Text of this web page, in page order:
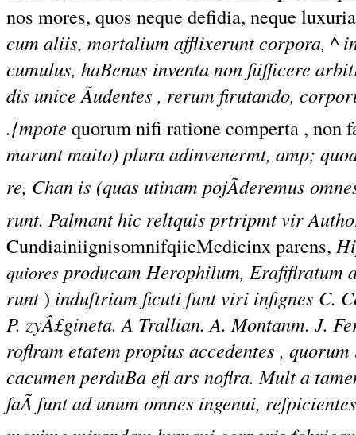
nos mores, quos neque defidia, neque
cum aliis, mortalium afflixerunt corpora, ^
cumulus, haBenus inventa non fiifficere
dis unice Ãudentes , rerum firutando,
.{mpote quorum nifi ratione comperta , non
marunt maito) plura adinvenermt, amp;
re, Chan is (quas utinam pojÃderemus
runt. Palmant hic reltquis prtripmt vir
CundiainiignisomnifqiieMcdicinx parens,
quiores producam Herophilum, Erafiflratum
runt) induftriam ficuti funt viri infignes C.
P. zyÂ£gineta. A Trallian. A. Montanm. J.
roflram etatem propius accedentes ,
cacumen perduBa efl ars noflra. Mult a
faÃ funt ad unum omnes ingenui,